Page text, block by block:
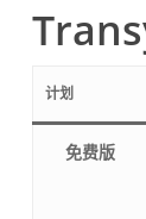
计划
免费版